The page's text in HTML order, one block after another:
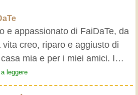
e appassionato di FaiDaTe, da
vita creo, riparo e aggiusto di
mia e per i miei amici. I
hanno insegnato i primi
fin da piccolo e da allora ho
leggere